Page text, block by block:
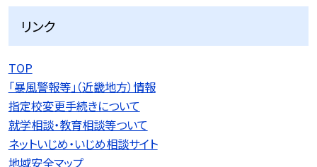
リンク
TOP
「暴風警報等」（近畿地方）情報
指定校変更手続きについて
就学相談・教育相談等ついて
ネットいじめ・いじめ相談サイト
地域安全マップ